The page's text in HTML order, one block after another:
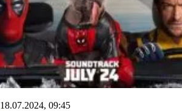
18.07.2024, 09:45